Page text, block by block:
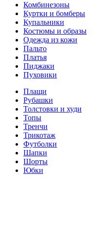
Комбинезоны
Куртки и бомберы
Купальники
Костюмы и образы
Одежда из кожи
Пальто
Платья
Пиджаки
Пуховики
Плащи
Рубашки
Толстовки и худи
Топы
Тренчи
Трикотаж
Футболки
Шапки
Шорты
Юбки